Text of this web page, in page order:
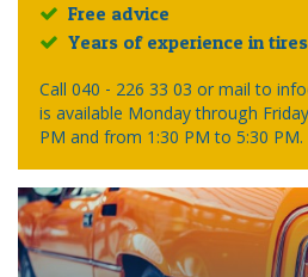
Free advice
Years of experience in tires
Call 040 - 226 33 03 or mail to
is available Monday through
PM and from 1:30 PM to 5:30 PM.